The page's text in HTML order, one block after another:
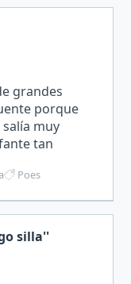
grandes
porque
muy
tan
muy
Poes
silla''